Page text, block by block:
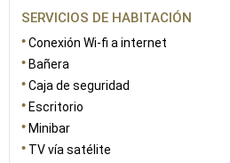
SERVICIOS DE HABITACIÓN
Conexión Wi-fi a internet
Bañera
Caja de seguridad
Escritorio
Minibar
TV vía satélite